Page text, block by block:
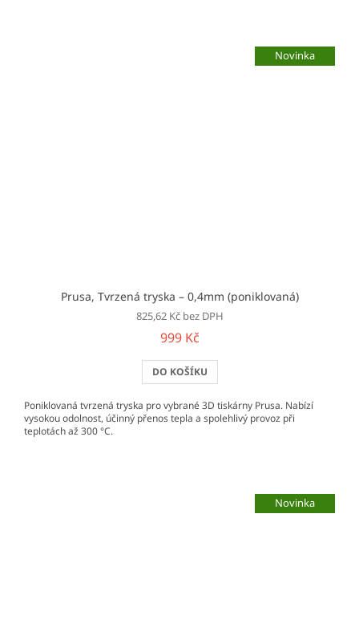
Novinka
Prusa, Tvrzená tryska – 0,4mm (poniklovaná)
825,62 Kč bez DPH
999 Kč
DO KOŠÍKU
Poniklovaná tvrzená tryska pro vybrané 3D tiskárny Prusa. Nabízí
vysokou odolnost, účinný přenos tepla a spolehlivý provoz při
teplotách až 300 °C.
Novinka